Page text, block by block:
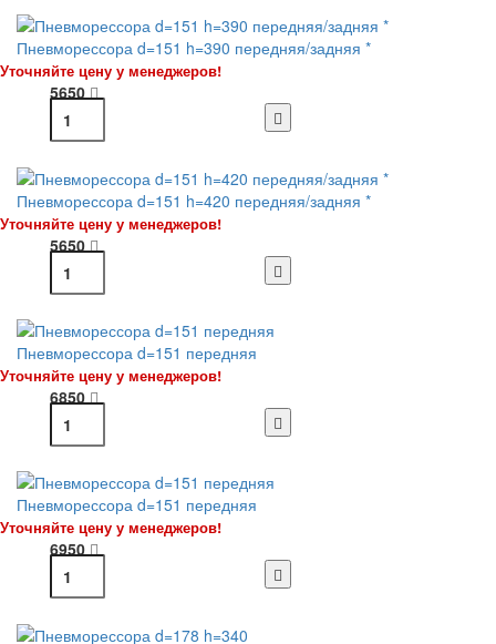
Пневморессора d=151 h=390 передняя/задняя *
Уточняйте цену у менеджеров!
5650
Пневморессора d=151 h=420 передняя/задняя *
Уточняйте цену у менеджеров!
5650
Пневморессора d=151 передняя
Уточняйте цену у менеджеров!
6850
Пневморессора d=151 передняя
Уточняйте цену у менеджеров!
6950